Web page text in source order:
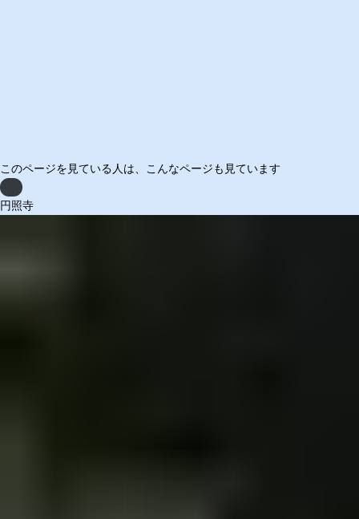
このページを見ている人は、 こんなページも見ています
Previous
円照寺